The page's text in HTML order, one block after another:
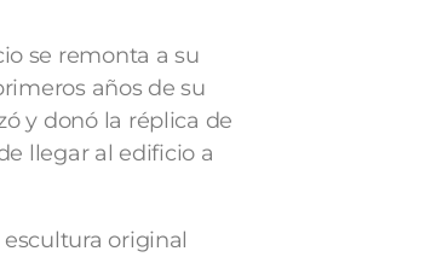
se remonta a su
años de su
y donó la réplica de
llegar al edificio a
original